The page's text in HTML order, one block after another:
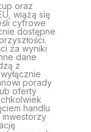
oraz
wiążą się
cyfrowe
dostępne
za wyniki
dane
z
porady
oferty
handlu
inwestorzy